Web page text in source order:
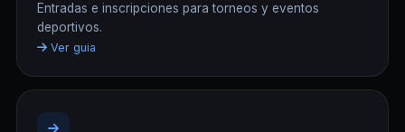
Entradas e inscripciones para torneos y eventos
deportivos.
Ver guia